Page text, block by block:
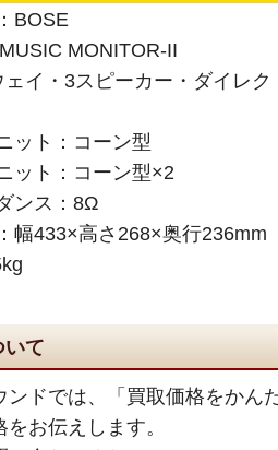
BOSE
MONITOR-II
イ・3スピーカー・ダイレ
ット：コーン型
ット：コーン型×2
ンス：8Ω
幅433×高さ268×奥行236mm
いて
ンドでは、「買取価格をかん
お伝えします。